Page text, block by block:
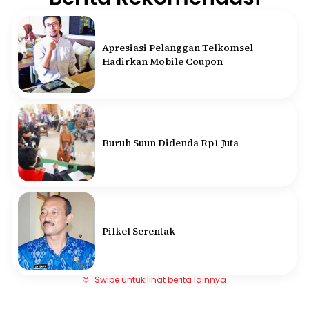
Apresiasi Pelanggan Telkomsel
Hadirkan Mobile Coupon
Buruh Suun Didenda Rp1 Juta
Pilkel Serentak
Swipe untuk lihat berita lainnya